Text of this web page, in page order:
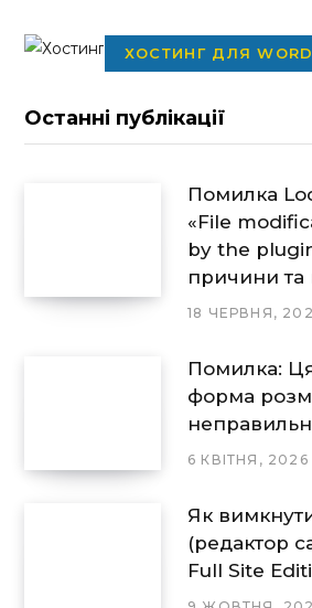
ХОСТИНГ ДЛЯ
Останні публікації
Помилка
«File
by the
причини та
18 ЧЕРВНЯ,
Помилка:
форма
6 КВІТНЯ, 2026
Як
(редактор
Full Site